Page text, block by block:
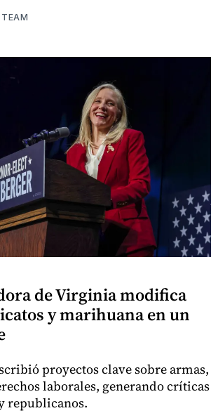
de Virginia modifica
y marihuana en un
proyectos clave sobre armas,
laborales, generando críticas
republicanos.